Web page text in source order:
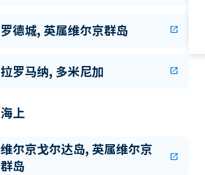
罗德城, 英属维尔京群岛 open_in_new
拉罗马纳, 多米尼加 open_in_new
海上
维尔京戈尔达岛, 英属维尔京
群岛
open_in_new